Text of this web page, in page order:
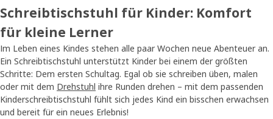
Schreibtischstuhl für Kinder: Komfort
für kleine Lerner
Im Leben eines Kindes stehen alle paar Wochen neue Abenteuer an.
Ein Schreibtischstuhl unterstützt Kinder bei einem der größten
Schritte: Dem ersten Schultag. Egal ob sie schreiben üben, malen
oder mit dem Drehstuhl ihre Runden drehen – mit dem passenden
Kinderschreibtischstuhl fühlt sich jedes Kind ein bisschen erwachsen
und bereit für ein neues Erlebnis!